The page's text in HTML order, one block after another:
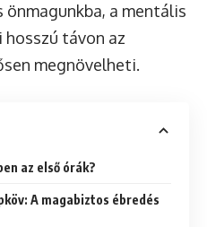
a mentális
hosszú távon az
megnövelheti.
az első órák?
A magabiztos ébredés